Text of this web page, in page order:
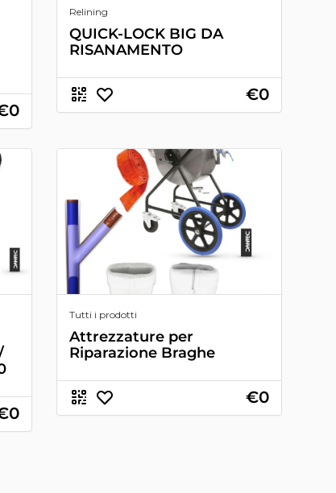
Relining
QUICK-LOCK BIG DA
RISANAMENTO
€0
Tutti i prodotti
Attrezzature per
Riparazione Braghe
€0